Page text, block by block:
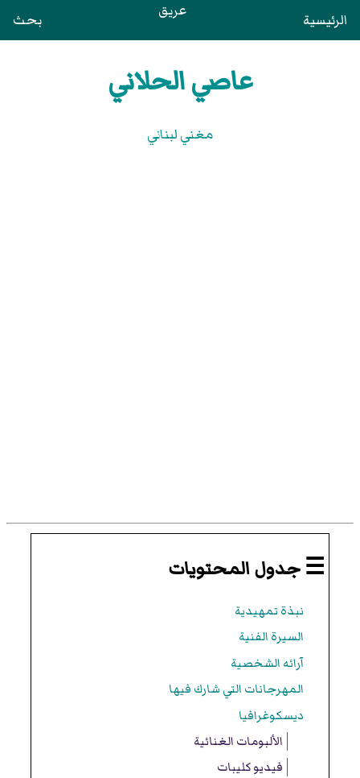
الرئيسية عريق بحث
عاصي الحلاني
مغني لبناني
☰ جدول المحتويات
نبذة تمهيدية
السيرة الفنية
آرائه الشخصية
المهرجانات التي شارك فيها
ديسكوغرافيا
الألبومات الغنائية
فيديو كليبات